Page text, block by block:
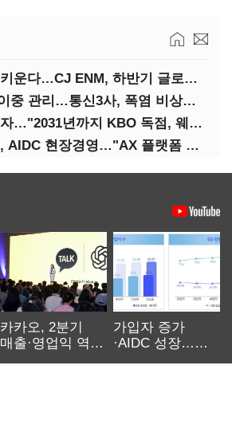
티빙·콘텐츠 IP 키운다…CJ ENM, 하반기 글로벌 확장 가속
작업자·통신망 이중 관리…통신3사, 폭염 비상대응 돌입
티빙 첫 분기 흑자…"2031년까지 KBO 독점, 웨이브 합병도 속도"
박윤영 KT 대표, AIDC 현장경영…"AX 플랫폼 핵심 인프라로 키운다"
카카오, 2분기
매출·영업익 역대
가입자 증가
·AIDC 성장…